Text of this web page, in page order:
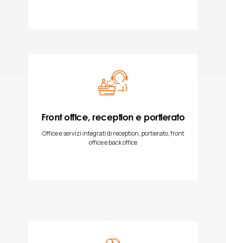
Front office, reception e portierato
Office e servizi integrati di reception, portierato, front
office e back office